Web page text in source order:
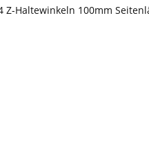
Haltewinkeln 100mm